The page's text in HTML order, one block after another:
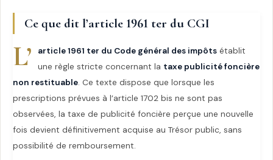
Ce que dit l’article 1961 ter du CGI
L’ article 1961 ter du Code général des impôts établit
une règle stricte concernant la taxe publicité foncière
non restituable. Ce texte dispose que lorsque les
prescriptions prévues à l’article 1702 bis ne sont pas
observées, la taxe de publicité foncière perçue une nouvelle
fois devient définitivement acquise au Trésor public, sans
possibilité de remboursement.